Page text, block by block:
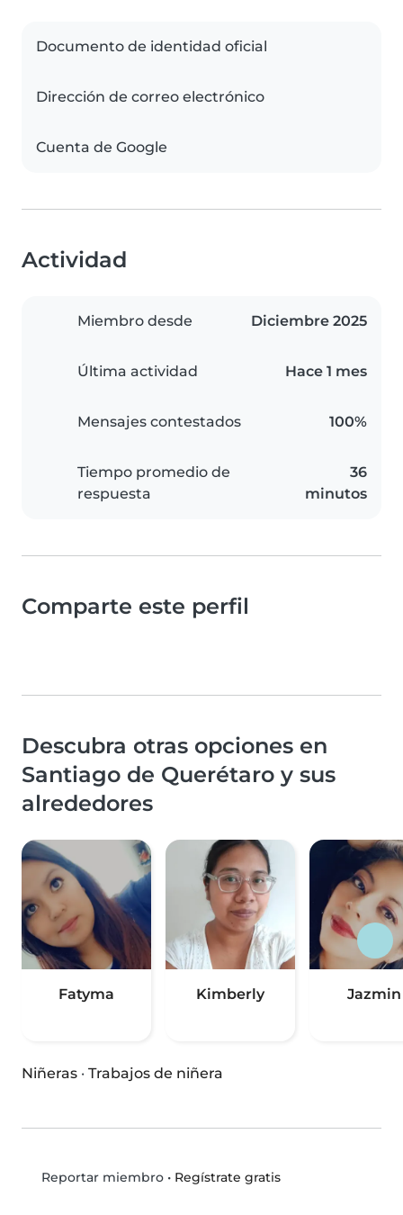
Documento de identidad oficial
Dirección de correo electrónico
Cuenta de Google
Actividad
Miembro desde Diciembre 2025
Última actividad Hace 1 mes
Mensajes contestados 100%
Tiempo promedio de
respuesta
36
minutos
Comparte este perfil
Descubra otras opciones en
Santiago de Querétaro y sus
alrededores
Fatyma Kimberly Jazmin
Niñeras · Trabajos de niñera
Reportar miembro• Regístrate gratis